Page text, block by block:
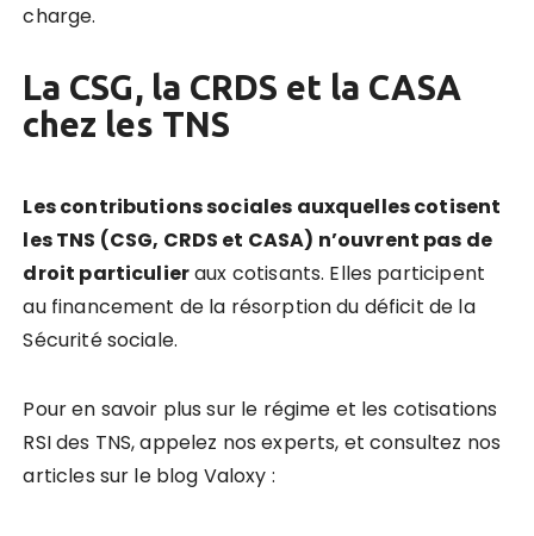
charge.
La CSG, la CRDS et la CASA
chez les TNS
Les contributions sociales auxquelles cotisent
les TNS (CSG, CRDS et CASA) n’ouvrent pas de
droit particulieraux cotisants. Elles participent
au financement de la résorption du déficit de la
Sécurité sociale.
Pour en savoir plus sur le régime et les cotisations
RSI des TNS, appelez nos experts, et consultez nos
articles sur le blog Valoxy :